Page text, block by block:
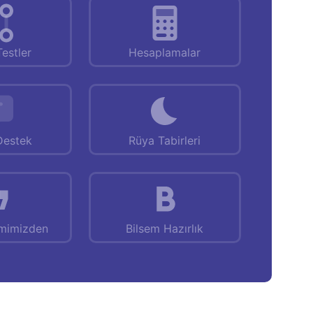
Hesaplamalar
Rüya Tabirleri
Bilsem Hazırlık